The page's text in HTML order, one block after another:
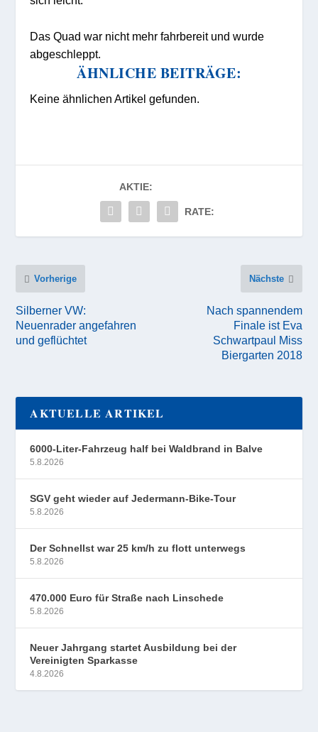
Das Quad war nicht mehr fahrbereit und wurde
abgeschleppt.
ÄHNLICHE BEITRÄGE:
Keine ähnlichen Artikel gefunden.
AKTIE:
RATE:
Vorherige
Silberner VW:
Neuenrader angefahren
und geflüchtet
Nächste
Nach spannendem
Finale ist Eva
Schwartpaul Miss
Biergarten 2018
AKTUELLE ARTIKEL
6000-Liter-Fahrzeug half bei Waldbrand in Balve
5.8.2026
SGV geht wieder auf Jedermann-Bike-Tour
5.8.2026
Der Schnellst war 25 km/h zu flott unterwegs
5.8.2026
470.000 Euro für Straße nach Linschede
5.8.2026
Neuer Jahrgang startet Ausbildung bei der
Vereinigten Sparkasse
4.8.2026